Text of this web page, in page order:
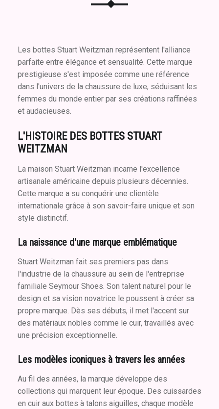
Les bottes Stuart Weitzman représentent l'alliance
parfaite entre élégance et sensualité. Cette marque
prestigieuse s'est imposée comme une référence
dans l'univers de la chaussure de luxe, séduisant les
femmes du monde entier par ses créations raffinées
et audacieuses.
L'HISTOIRE DES BOTTES STUART
WEITZMAN
La maison Stuart Weitzman incarne l'excellence
artisanale américaine depuis plusieurs décennies.
Cette marque a su conquérir une clientèle
internationale grâce à son savoir-faire unique et son
style distinctif.
La naissance d'une marque emblématique
Stuart Weitzman fait ses premiers pas dans
l'industrie de la chaussure au sein de l'entreprise
familiale Seymour Shoes. Son talent naturel pour le
design et sa vision novatrice le poussent à créer sa
propre marque. Dès ses débuts, il met l'accent sur
des matériaux nobles comme le cuir, travaillés avec
une précision exceptionnelle.
Les modèles iconiques à travers les années
Au fil des années, la marque développe des
collections qui marquent leur époque. Des cuissardes
en cuir aux bottes à talons aiguilles, chaque modèle